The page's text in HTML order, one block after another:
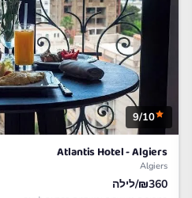
9/10
Atlantis Hotel - Algiers
Algiers
₪360/לילה